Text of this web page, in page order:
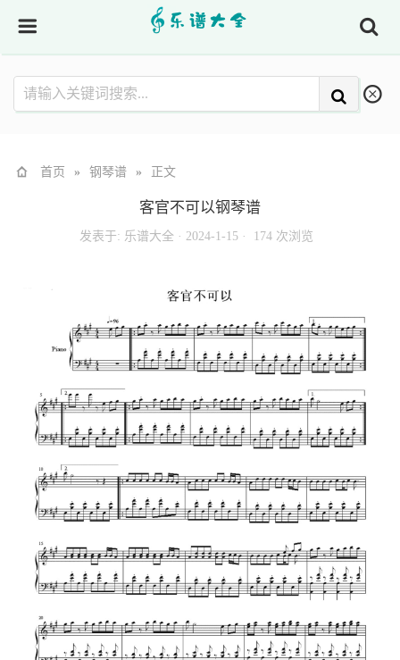
首页 » 钢琴谱 » 正文
客官不可以钢琴谱
发表于: 乐谱大全 · 2024-1-15 · 174 次浏览